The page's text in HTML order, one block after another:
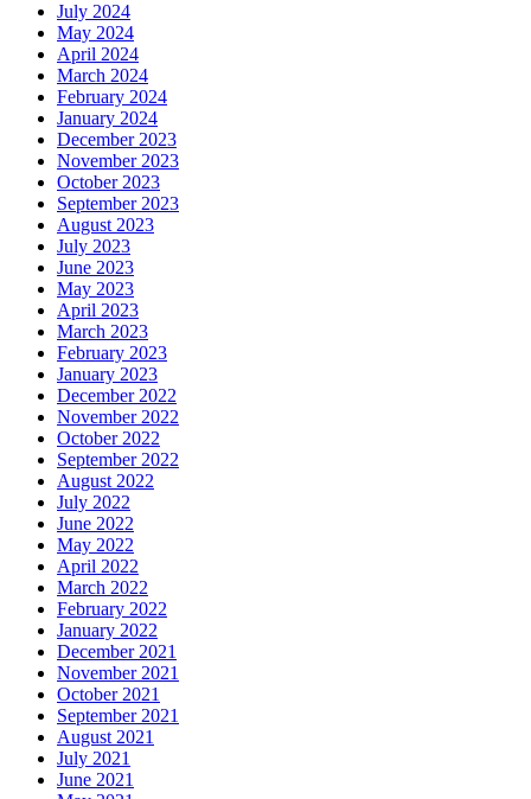
July 2024
May 2024
April 2024
March 2024
February 2024
January 2024
December 2023
November 2023
October 2023
September 2023
August 2023
July 2023
June 2023
May 2023
April 2023
March 2023
February 2023
January 2023
December 2022
November 2022
October 2022
September 2022
August 2022
July 2022
June 2022
May 2022
April 2022
March 2022
February 2022
January 2022
December 2021
November 2021
October 2021
September 2021
August 2021
July 2021
June 2021